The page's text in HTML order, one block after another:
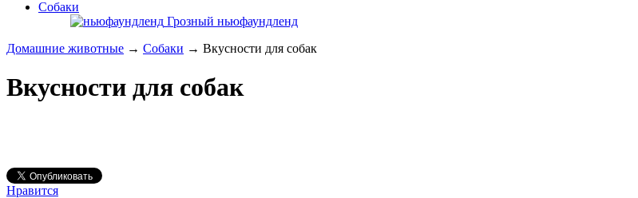
Собаки
Грозный ньюфаундленд
Домашние животные → Собаки → Вкусности для собак
Вкусности для собак
Нравится